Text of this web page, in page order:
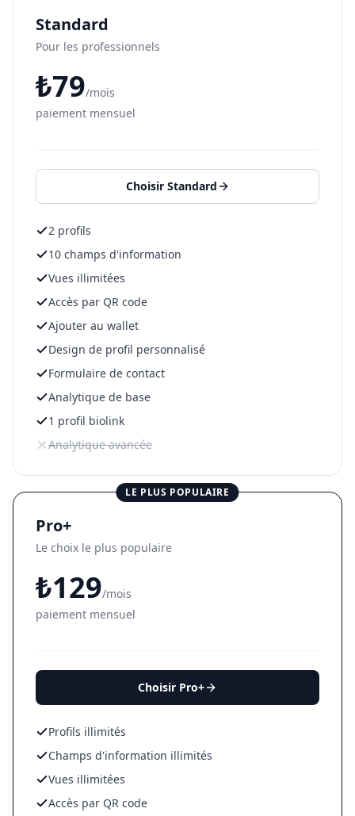
Standard
Pour les professionnels
₺79/mois
paiement mensuel
Choisir Standard
2 profils
10 champs d'information
Vues illimitées
Accès par QR code
Ajouter au wallet
Design de profil personnalisé
Formulaire de contact
Analytique de base
1 profil biolink
Analytique avancée
LE PLUS POPULAIRE
Pro+
Le choix le plus populaire
₺129/mois
paiement mensuel
Choisir Pro+
Profils illimités
Champs d'information illimités
Vues illimitées
Accès par QR code